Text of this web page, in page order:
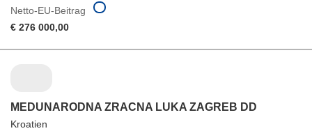
Netto-EU-Beitrag
€ 276 000,00
MEDUNARODNA ZRACNA LUKA ZAGREB DD
Kroatien